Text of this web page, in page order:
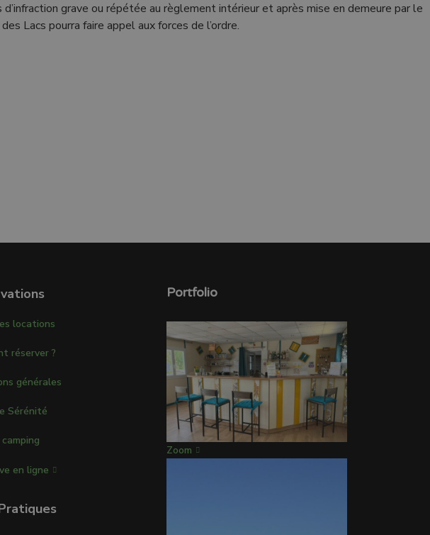
grave ou répétée au règlement intérieur et après mise en demeure par le
Lacs pourra faire appel aux forces de l’ordre.
locations
réserver ?
générales
Sérénité
en ligne
Portfolio
Zoom